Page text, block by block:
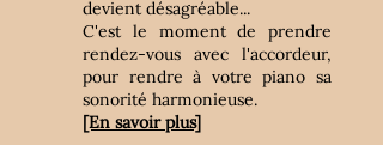
devient désagréable...
C'est le moment de prendre
rendez-vous avec l'accordeur,
pour rendre à votre piano sa
sonorité harmonieuse.
[En savoir plus]